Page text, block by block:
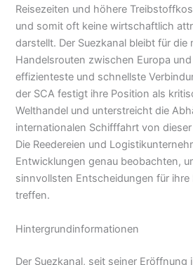
Reisezeiten und höhere
und somit oft keine wirtschaftlich
darstellt. Der Suezkanal bleibt für die
Handelsrouten zwischen Europa
effizienteste und schnellste
der SCA festigt ihre Position als
Welthandel und unterstreicht die
internationalen Schifffahrt von
Die Reedereien und
Entwicklungen genau beobachten,
sinnvollsten Entscheidungen für
treffen.
Hintergrundinformationen
Der Suezkanal, seit seiner Eröffnung